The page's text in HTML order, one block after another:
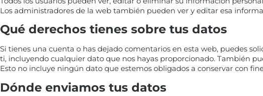
Los administradores de la web también pueden ver y editar esa
Qué derechos tienes sobre tus datos
Si tienes una cuenta o has dejado comentarios en esta web, puedes
ti, incluyendo cualquier dato que nos hayas proporcionado. También
Esto no incluye ningún dato que estemos obligados a conservar con
Dónde enviamos tus datos